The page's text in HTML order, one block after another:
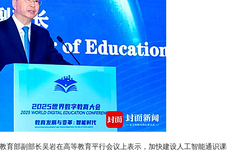
育部副部长吴岩在高等教育平行会议上表示，加快建设人工智能通识